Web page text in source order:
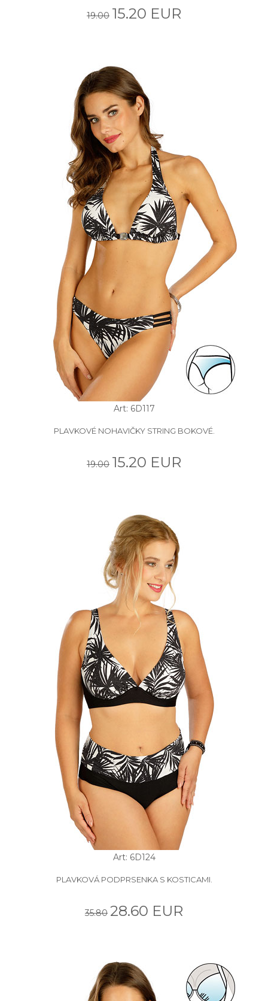
19.00 15.20 EUR
Art: 6D117
PLAVKOVÉ NOHAVIČKY STRING BOKOVÉ.
19.00 15.20 EUR
Art: 6D124
PLAVKOVÁ PODPRSENKA S KOSTICAMI.
35.80 28.60 EUR